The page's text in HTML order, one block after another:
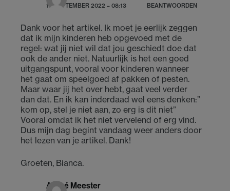
16 SEPTEMBER 2022 – 08:13 BEANTWOORDEN
Dank voor het artikel. Ik moet je eerlijk zeggen
dat ik mijn kinderen heb opgevoed met de
regel: wat jij niet wil dat jou geschiedt doe dat
ook de ander niet. Natuurlijk is het een goed
uitgangspunt, vooral voor kinderen wanneer
het gaat om speelgoed af pakken of pesten.
Maar waar jij het over hebt, gaat veel verder
dan dat. En ik kan inderdaad wel eens denken:”
kom op, stel je niet aan, zo erg is dit niet”
Vooral omdat ik het niet vervelend of erg vind.
Dus mijn dag begint vandaag weer anders door
het lezen van je artikel. Dank!
Groeten, Bianca.
André Meester